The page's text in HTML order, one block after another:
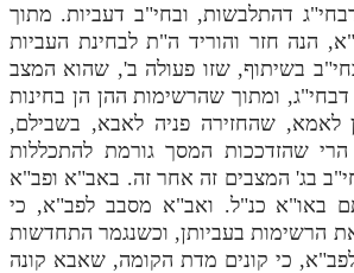
דהתלבשות, ובחי"ב דעביות. מתוך
הנה חזר והוריד ה"ת לבחינת העביות
בשיתוף, שזו פעולה ב', שהוא המצב
ומתוך שהרשימות ההן הן בחינות
לאמא, שהחזירה פניה לאבא, בשבילם,
שהזדככות המסך גורמת להתכללות
בג' המצבים זה אחר זה. באב"א ופב"א
באו"א כנ"ל. ואב"א מסבב לפב"א, כי
הרשימות בעביותן, וכשנגמר התחדשות
כי קונים מדת הקומה, שאבא קונה